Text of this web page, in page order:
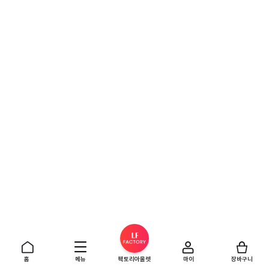
홈 메뉴 팩토리아울렛 마이 장바구니